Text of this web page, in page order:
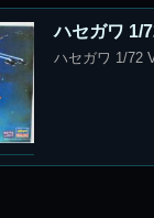
ハセガワ 1/
ハセガワ 1/72